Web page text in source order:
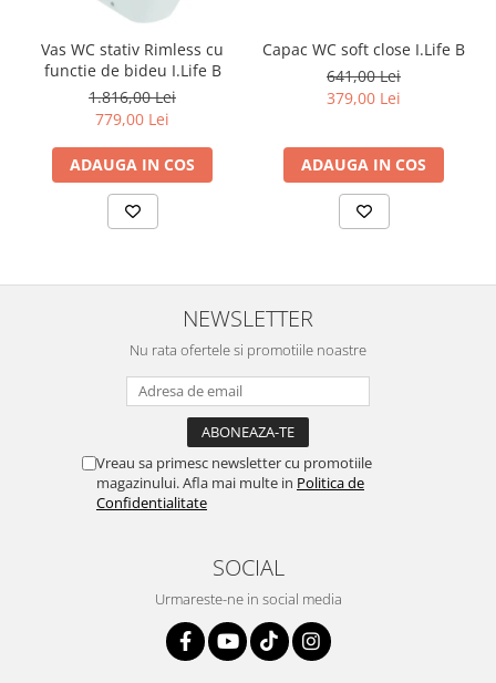
Vas WC stativ Rimless cu
functie de bideu I.Life B
1.816,00 Lei
779,00 Lei
ADAUGA IN COS
Capac WC soft close I.Life B
641,00 Lei
379,00 Lei
ADAUGA IN COS
NEWSLETTER
Nu rata ofertele si promotiile noastre
Vreau sa primesc newsletter cu promotiile
magazinului. Afla mai multe in Politica de
Confidentialitate
SOCIAL
Urmareste-ne in social media